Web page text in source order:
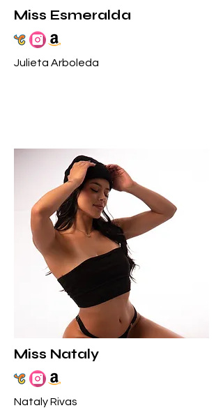
Miss Esmeralda
Julieta Arboleda
Miss Nataly
Nataly Rivas